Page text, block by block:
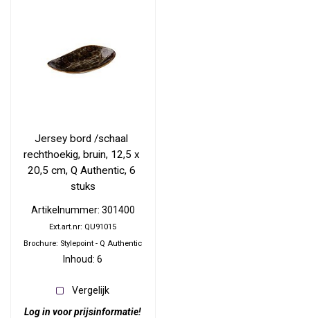
Jersey bord /schaal
rechthoekig, bruin, 12,5 x
20,5 cm, Q Authentic, 6
stuks
Artikelnummer: 301400
Ext.art.nr: QU91015
Brochure: Stylepoint - Q Authentic
Inhoud: 6
Vergelijk
Log in voor prijsinformatie!